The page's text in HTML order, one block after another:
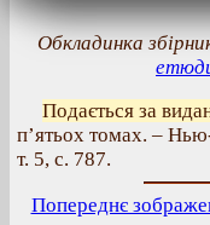
Обкладинка
Подається за
п’ятьох томах. –
т. 5, с. 787.
Попереднє